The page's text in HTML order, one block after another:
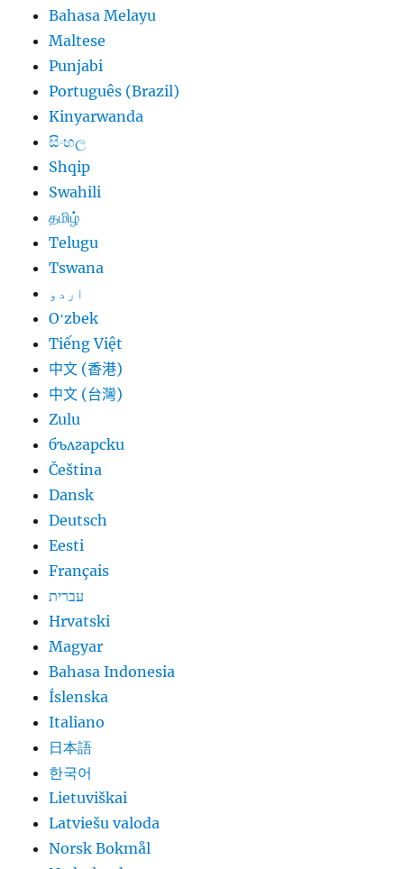
Bahasa Melayu
Maltese
Punjabi
Português (Brazil)
Kinyarwanda
සිංහල
Shqip
Swahili
தமிழ்
Telugu
Tswana
اردو
Oʻzbek
Tiếng Việt
中文 (香港)
中文 (台灣)
Zulu
български
Čeština
Dansk
Deutsch
Eesti
Français
עברית
Hrvatski
Magyar
Bahasa Indonesia
Íslenska
Italiano
日本語
한국어
Lietuviškai
Latviešu valoda
Norsk Bokmål